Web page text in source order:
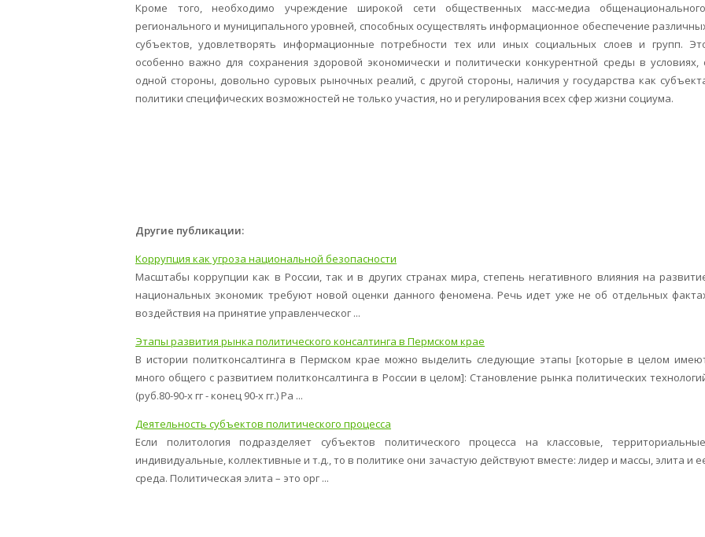
Кроме того, необходимо учреждение широкой сети общественных масс-медиа
регионального и муниципального уровней, способных осуществлять информационное обеспечение
субъектов, удовлетворять информационные потребности тех или иных социальных слоев и групп.
особенно важно для сохранения здоровой экономически и политически конкурентной среды в условиях,
одной стороны, довольно суровых рыночных реалий, с другой стороны, наличия у государства как
политики специфических возможностей не только участия, но и регулирования всех сфер жизни социума.
Другие публикации:
Коррупция как угроза национальной безопасности
Масштабы коррупции как в России, так и в других странах мира, степень негативного влияния на
национальных экономик требуют новой оценки данного феномена. Речь идет уже не об отдельных
воздействия на принятие управленческог ...
Этапы развития рынка политического консалтинга в Пермском крае
В истории политконсалтинга в Пермском крае можно выделить следующие этапы [которые в целом
много общего с развитием политконсалтинга в России в целом]: Становление рынка политических
(руб.80-90-х гг - конец 90-х гг.) Ра ...
Деятельность субъектов политического процесса
Если политология подразделяет субъектов политического процесса на классовые,
индивидуальные, коллективные и т.д., то в политике они зачастую действуют вместе: лидер и массы, элита и
среда. Политическая элита – это орг ...